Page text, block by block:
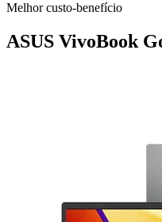
Melhor custo-benefício
ASUS VivoBook